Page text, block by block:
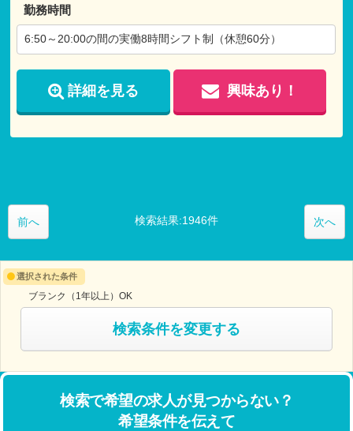
家賃補助あり（82,000円 諸条件あり）
通勤手当あり（30,000/月 まで）
マイカー通勤可
給食あり（1食300円）
エプロン支給（初回のみユニホーム/エプロン支給）
勤務時間
6:50～20:00の間の実働8時間シフト制（休憩60分）
詳細を見る 興味あり！
検索結果:1946件
前へ 次へ
選択された条件
ブランク（1年以上）OK
検索条件を変更する
検索で希望の求人が見つからない？
希望条件を伝えて